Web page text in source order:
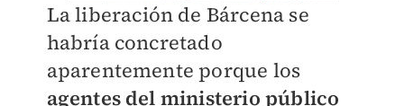
La liberación de Bárcena se
habría concretado
aparentemente porque los
agentes del ministerio público